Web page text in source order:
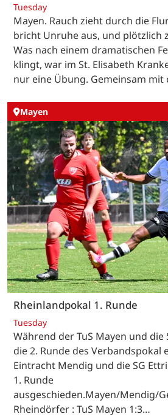
Tuesday
Mayen. Rauch zieht durch die
bricht Unruhe aus, und plötzlich
Was nach einem dramatischen
klingt, war im St. Elisabeth
nur eine Übung. Gemeinsam mit
Mayen
Rheinlandpokal 1. Runde
Tuesday
Während der TuS Mayen und die
die 2. Runde des Verbandspokal
Eintracht Mendig und die SG
1. Runde
ausgeschieden.Mayen/Mendig/
Rheindörfer : TuS Mayen 1:3…